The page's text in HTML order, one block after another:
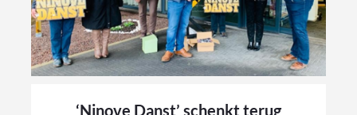
‘Ninove Danst’ schenkt terug